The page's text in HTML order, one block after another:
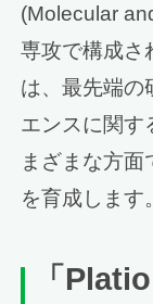
(Molecular
専攻で構成さ
は、最先端の
エンスに関す
まざまな方
を育成します。
「